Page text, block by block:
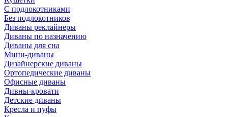
С подлокотниками
Без подлокотников
Диваны реклайнеры
Диваны по назначению
Диваны для сна
Мини-диваны
Дизайнерские диваны
Ортопедические диваны
Офисные диваны
Дивны-кровати
Детские диваны
Кресла и пуфы